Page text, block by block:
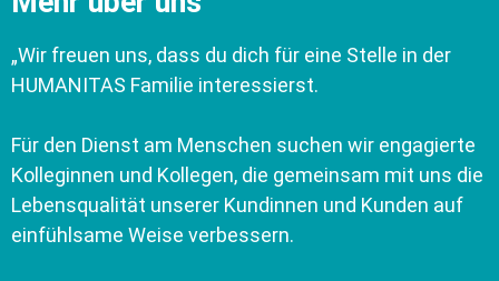
„Wir freuen uns, dass du dich für eine Stelle in der
HUMANITAS Familie interessierst.
Für den Dienst am Menschen suchen wir engagierte
Kolleginnen und Kollegen, die gemeinsam mit uns die
Lebensqualität unserer Kundinnen und Kunden auf
einfühlsame Weise verbessern.